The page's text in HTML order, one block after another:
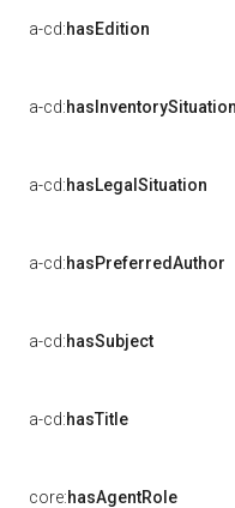
a-cd:hasEdition
a-cd:hasInventorySituation
a-cd:hasLegalSituation
a-cd:hasPreferredAuthor
a-cd:hasSubject
a-cd:hasTitle
core:hasAgentRole